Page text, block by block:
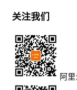
关注我们
阿